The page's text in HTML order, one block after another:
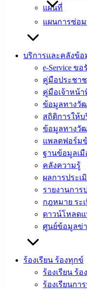
แผนที่
แผนการซ่อ
บริการและคลังข้อ
e-Service ข
คู่มือประชา
คู่มือเจ้าหน้า
ข้อมูลทางวั
สถิติการให้บ
ข้อมูลทางวั
แพลตฟอร์มข้
ฐานข้อมูลเมื
คลังความรู้
ผลการประเ
รายงานการ
กฎหมาย ระ
ดาวน์โหลด
ศูนย์ข้อมูลข่
ร้องเรียน ร้องทุกข์
ร้องเรียน ร้อ
ร้องเรียนกา
สำหรับ
ประชาชน/
คู่มือการ
ปฏิบัติ
งาน
ข่าวสาร
ข้อมูล
ข่าวสาร
อิเล็กทรอนิกส์
ความรู้
(Knowledge
Management)
เทศบาล
สายตรง
นายก
ประวัติ
เทศบาล